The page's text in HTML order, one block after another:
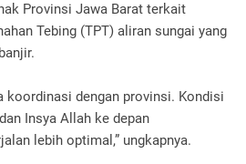
Provinsi Jawa Barat terkait
Tebing (TPT) aliran sungai yang
koordinasi dengan provinsi. Kondisi
Insya Allah ke depan
lebih optimal,” ungkapnya.